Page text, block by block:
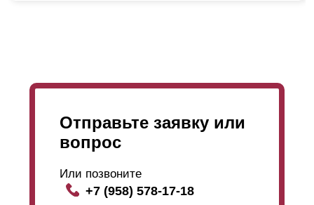
Отправьте заявку или
вопрос
Или позвоните
+7 (958) 578-17-18